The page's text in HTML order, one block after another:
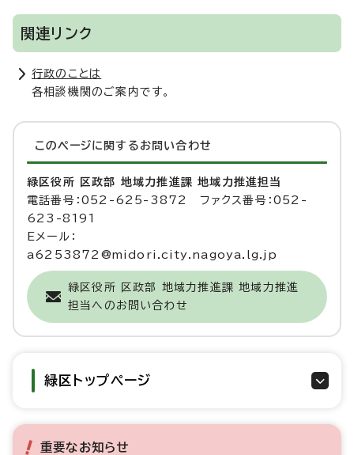
関連リンク
行政のことは
各相談機関のご案内です。
このページに関する お問い合わせ
緑区役所 区政部 地域力推進課 地域力推進担当
電話番号：052-625-3872 ファクス番号：052-
623-8191
Eメール：
a6253872@midori.city.nagoya.lg.jp
緑区役所 区政部 地域力推進課 地域力推進
担当へのお問い合わせ
緑区トップページ
重要なお知らせ